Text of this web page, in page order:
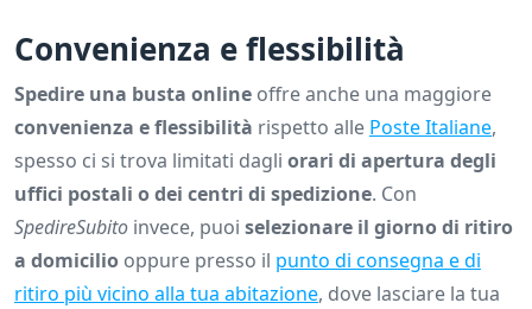
Convenienza e flessibilità
Spedire una busta online offre anche una maggiore
convenienza e flessibilità rispetto alle Poste Italiane,
spesso ci si trova limitati dagli orari di apertura degli
uffici postali o dei centri di spedizione. Con
SpedireSubito invece, puoi selezionare il giorno di ritiro
a domicilio oppure presso il punto di consegna e di
ritiro più vicino alla tua abitazione, dove lasciare la tua